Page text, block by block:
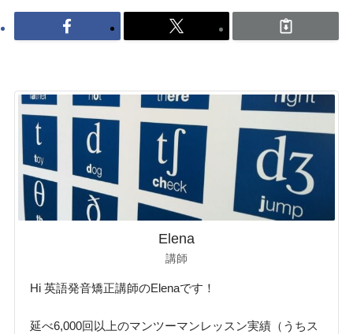
Elena
講師
Hi 英語発音矯正講師のElenaです！
延べ6,000回以上のマンツーマンレッスン実績（うちス